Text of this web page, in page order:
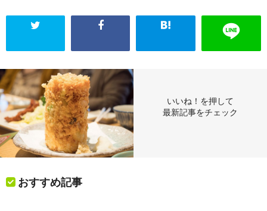
いいね！を押して
最新記事をチェック
おすすめ記事